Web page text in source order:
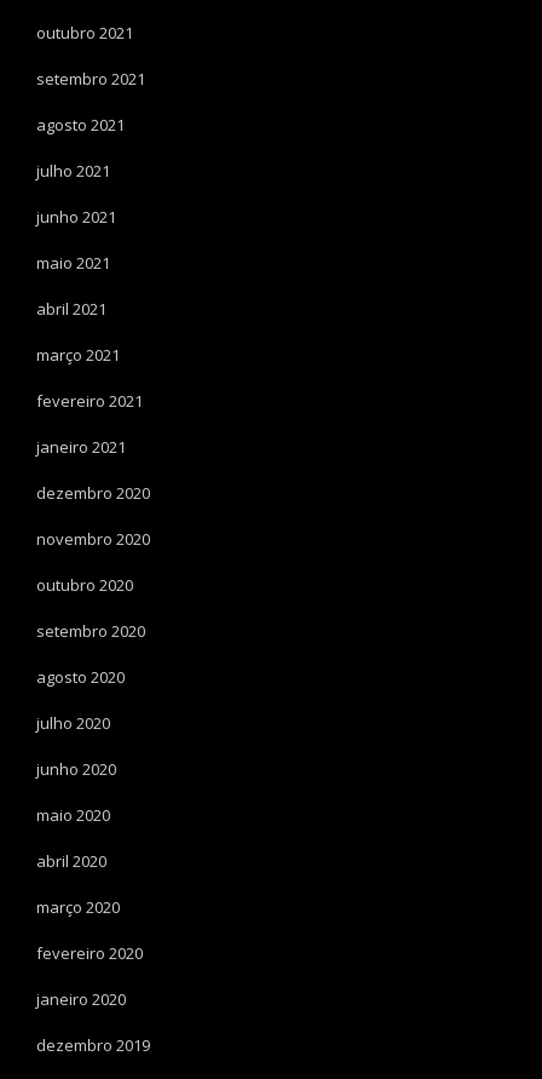
outubro 2021
setembro 2021
agosto 2021
julho 2021
junho 2021
maio 2021
abril 2021
março 2021
fevereiro 2021
janeiro 2021
dezembro 2020
novembro 2020
outubro 2020
setembro 2020
agosto 2020
julho 2020
junho 2020
maio 2020
abril 2020
março 2020
fevereiro 2020
janeiro 2020
dezembro 2019